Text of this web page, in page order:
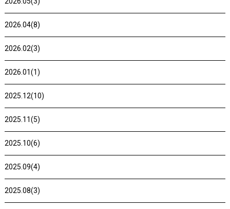
2026.04(8)
2026.02(3)
2026.01(1)
2025.12(10)
2025.11(5)
2025.10(6)
2025.09(4)
2025.08(3)